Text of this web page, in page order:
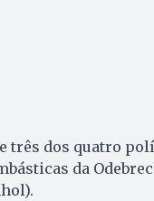
três dos quatro
da